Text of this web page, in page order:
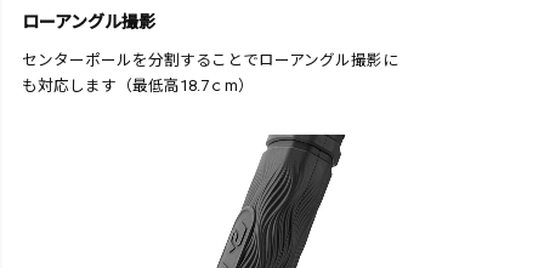
ローアングル撮影
センターポールを分割することでローアングル撮影に
も対応します（最低高18.7ｃm）